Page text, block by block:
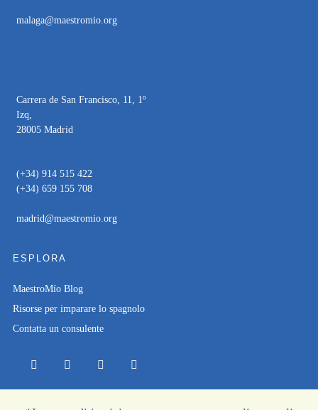
malaga@maestromio.org
Carrera de San Francisco, 11, 1º
Izq,
28005 Madrid
(+34) 914 515 422
(+34) 659 155 708
madrid@maestromio.org
ESPLORA
MaestroMío Blog
Risorse per imparare lo spagnolo
Contatta un consulente